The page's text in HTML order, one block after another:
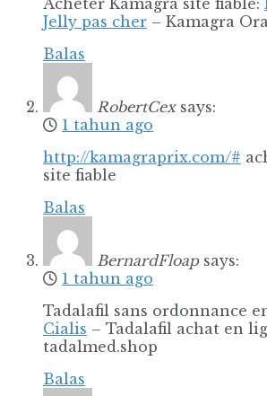
Acheter Kamagra site fiable:
Jelly pas cher – Kamagra
Balas
RobertCex says:
1 tahun ago
http://kamagraprix.com/#
site fiable
Balas
BernardFloap says:
1 tahun ago
Tadalafil sans ordonnance
Cialis – Tadalafil achat en
tadalmed.shop
Balas